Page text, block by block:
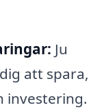
Ju
att spara,
investering.